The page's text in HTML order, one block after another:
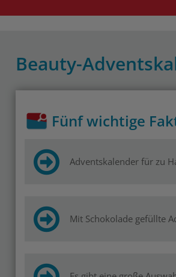
Beauty-
Fünf wichtige
Adventskalender für zu
Mit Schokolade gefüllte